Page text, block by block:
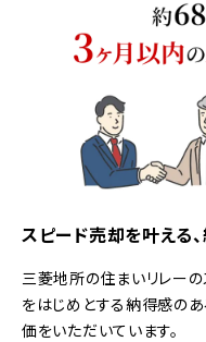
スピード売却を叶える
三菱地所の住まいリレー
をはじめとする納得感の
価をいただいています。